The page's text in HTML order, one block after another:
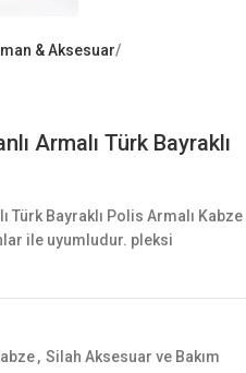
& Aksesuar
Armalı Türk Bayraklı
Türk Bayraklı Polis Armalı Kabze
ile uyumludur. pleksi
, Silah Aksesuar ve Bakım